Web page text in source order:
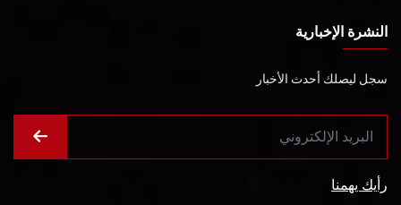
النشرة الإخبارية
سجل ليصلك أحدث الأخبار
رأيك يهمنا